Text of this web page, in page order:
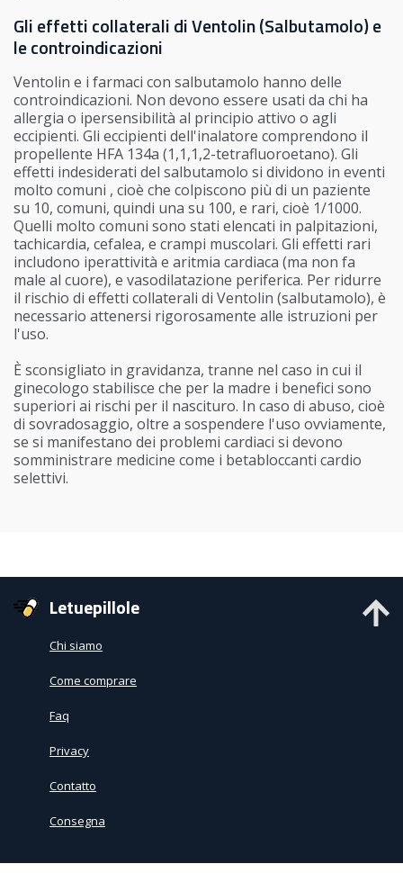
Gli effetti collaterali di Ventolin (Salbutamolo) e
le controindicazioni
Ventolin e i farmaci con salbutamolo hanno delle
controindicazioni. Non devono essere usati da chi ha
allergia o ipersensibilità al principio attivo o agli
eccipienti. Gli eccipienti dell'inalatore comprendono il
propellente HFA 134a (1,1,1,2-tetrafluoroetano). Gli
effetti indesiderati del salbutamolo si dividono in eventi
molto comuni , cioè che colpiscono più di un paziente
su 10, comuni, quindi una su 100, e rari, cioè 1/1000.
Quelli molto comuni sono stati elencati in palpitazioni,
tachicardia, cefalea, e crampi muscolari. Gli effetti rari
includono iperattività e aritmia cardiaca (ma non fa
male al cuore), e vasodilatazione periferica. Per ridurre
il rischio di effetti collaterali di Ventolin (salbutamolo), è
necessario attenersi rigorosamente alle istruzioni per
l'uso.
È sconsigliato in gravidanza, tranne nel caso in cui il
ginecologo stabilisce che per la madre i benefici sono
superiori ai rischi per il nascituro. In caso di abuso, cioè
di sovradosaggio, oltre a sospendere l'uso ovviamente,
se si manifestano dei problemi cardiaci si devono
somministrare medicine come i betabloccanti cardio
selettivi.
Letuepillole
Chi siamo
Come comprare
Faq
Privacy
Contatto
Consegna